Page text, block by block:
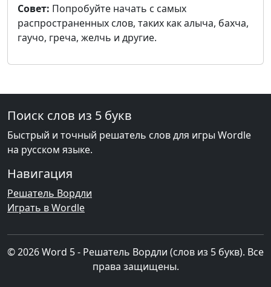
Совет: Попробуйте начать с самых
распространенных слов, таких как алыча, бахча,
гаучо, греча, желчь и другие.
Поиск слов из 5 букв
Быстрый и точный решатель слов для игры Wordle
на русском языке.
Навигация
Решатель Вордли
Играть в Wordle
© 2026 Word 5 - Решатель Вордли (слов из 5 букв). Все
права защищены.